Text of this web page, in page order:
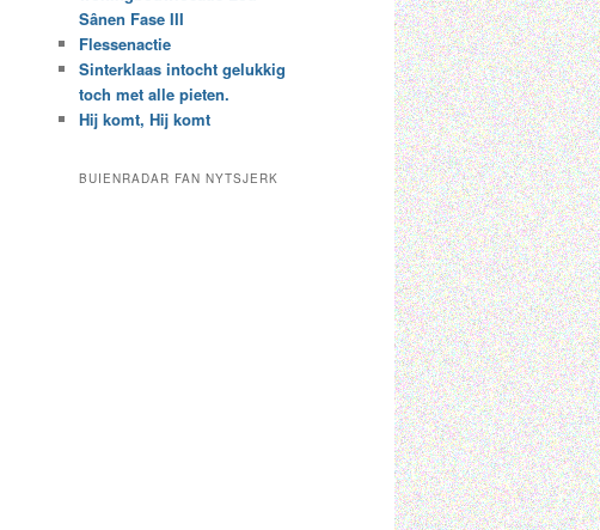
e
a
a
l
d
c
t
a
r
c
h
i
Sânen Fase III
Flessenactie
Sinterklaas intocht gelukkig
toch met alle pieten.
Hij komt, Hij komt
BUIENRADAR FAN NYTSJERK